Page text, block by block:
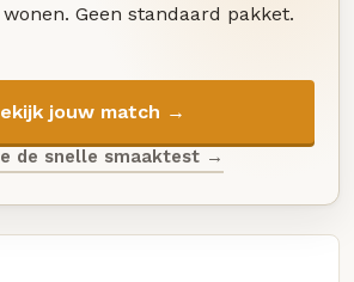
Geen standaard pakket.
jouw match →
de snelle smaaktest →